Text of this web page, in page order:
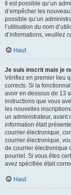
Il est possible qu’un
d’empêcher les
possible qu’un
l’utilisation du nom
d’informations, veuillez
Haut
Je suis inscrit mais je
Vérifiez en premier lieu
corrects. Si la
avoir en dessous de 13
instructions que vous
les nouvelles
un administrateur, avant
information était
courrier électronique,
courrier électronique,
de courrier électronique
pourriel. Si vous êtes
avez spécifiée était
Haut